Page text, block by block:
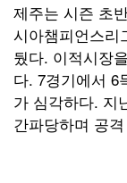
제주는 시즌 초
시아챔피언스리
뒀다. 이적시장
다. 7경기에서 6
가 심각하다. 지
간파당하며 공